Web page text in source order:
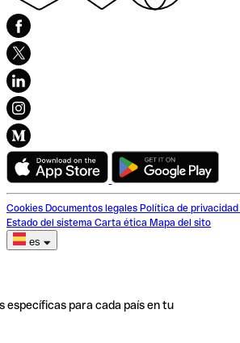
Cookies Documentos legales Política de privacidad
Estado del sistema Carta ética Mapa del sito
es
específicas para cada país en tu